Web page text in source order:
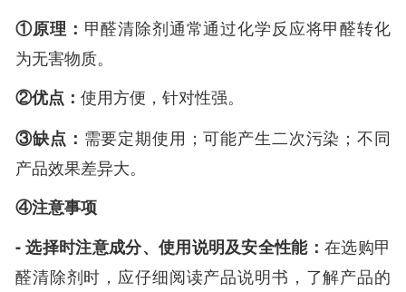
①原理： 甲醛清除剂通常通过化学反应将甲醛转化
为无害物质。
②优点：使用方便，针对性强。
③缺点： 需要定期使用；可能产生二次污染；不同
产品效果差异大。
④注意事项
- 选择时注意成分、使用说明及安全性能： 在选购甲
醛清除剂时，应仔细阅读产品说明书，了解产品的